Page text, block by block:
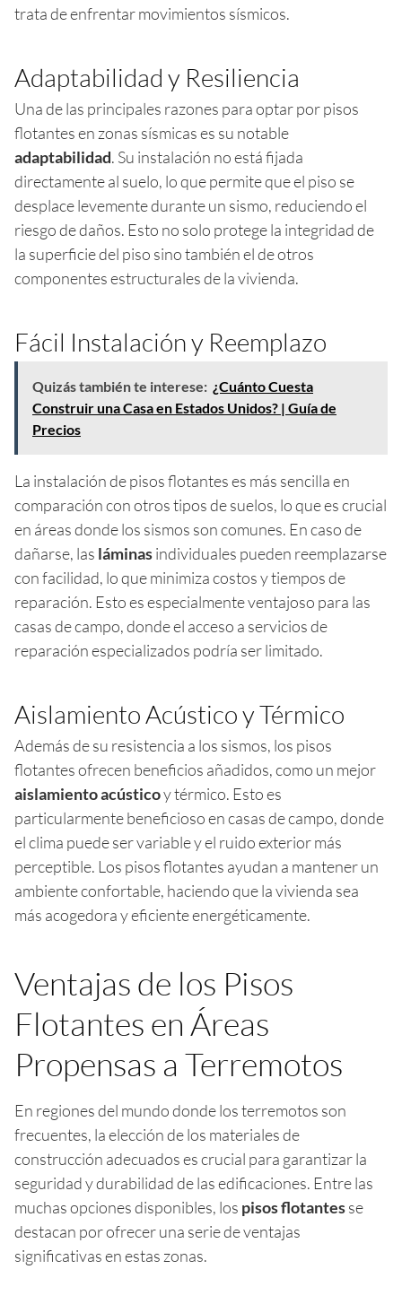
trata de enfrentar movimientos sísmicos.
Adaptabilidad y Resiliencia
Una de las principales razones para optar por pisos
flotantes en zonas sísmicas es su notable
adaptabilidad. Su instalación no está fijada
directamente al suelo, lo que permite que el piso se
desplace levemente durante un sismo, reduciendo el
riesgo de daños. Esto no solo protege la integridad de
la superficie del piso sino también el de otros
componentes estructurales de la vivienda.
Fácil Instalación y Reemplazo
Quizás también te interese: ¿Cuánto Cuesta
Construir una Casa en Estados Unidos? | Guía de
Precios
La instalación de pisos flotantes es más sencilla en
comparación con otros tipos de suelos, lo que es crucial
en áreas donde los sismos son comunes. En caso de
dañarse, las láminasindividuales pueden reemplazarse
con facilidad, lo que minimiza costos y tiempos de
reparación. Esto es especialmente ventajoso para las
casas de campo, donde el acceso a servicios de
reparación especializados podría ser limitado.
Aislamiento Acústico y Térmico
Además de su resistencia a los sismos, los pisos
flotantes ofrecen beneficios añadidos, como un mejor
aislamiento acústicoy térmico. Esto es
particularmente beneficioso en casas de campo, donde
el clima puede ser variable y el ruido exterior más
perceptible. Los pisos flotantes ayudan a mantener un
ambiente confortable, haciendo que la vivienda sea
más acogedora y eficiente energéticamente.
Ventajas de los Pisos
Flotantes en Áreas
Propensas a Terremotos
En regiones del mundo donde los terremotos son
frecuentes, la elección de los materiales de
construcción adecuados es crucial para garantizar la
seguridad y durabilidad de las edificaciones. Entre las
muchas opciones disponibles, los pisos flotantesse
destacan por ofrecer una serie de ventajas
significativas en estas zonas.